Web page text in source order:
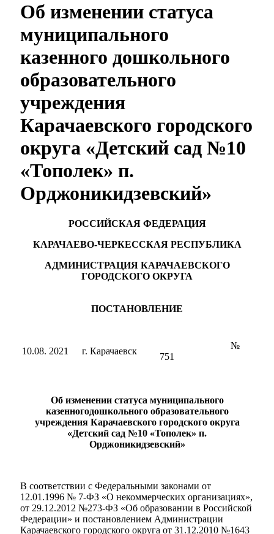
Об изменении статуса
муниципального
казенного дошкольного
образовательного
учреждения
Карачаевского городского
округа «Детский сад №10
«Тополек» п.
Орджоникидзевский»
РОССИЙСКАЯ ФЕДЕРАЦИЯ
КАРАЧАЕВО-ЧЕРКЕССКАЯ РЕСПУБЛИКА
АДМИНИСТРАЦИЯ КАРАЧАЕВСКОГО
ГОРОДСКОГО ОКРУГА
ПОСТАНОВЛЕНИЕ
10.08. 2021 г. Карачаевск
№
751
Об изменении статуса муниципального
казенногодошкольного образовательного
учреждения Карачаевского городского округа
«Детский сад №10 «Тополек» п.
Орджоникидзевский»
В соответствии с Федеральными законами от
12.01.1996 № 7-ФЗ «О некоммерческих организациях»,
от 29.12.2012 №273-ФЗ «Об образовании в Российской
Федерации» и постановлением Администрации
Карачаевского городского округа от 31.12.2010 №1643